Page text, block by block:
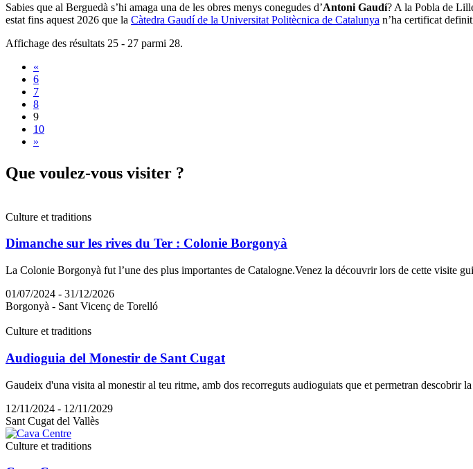
Sabies que al Berguedà s’hi amaga una de les obres menys conegudes d’Antoni Gaudí? A la Pobla de
estat fins aquest 2026 que la Càtedra Gaudí de la Universitat Politècnica de Catalunya n’ha certificat
Affichage des résultats 25 - 27 parmi 28.
«
6
7
8
9
10
»
Que voulez-vous visiter ?
Culture et traditions
Dimanche sur les rives du Ter : Colonie Borgonyà
La Colonie Borgonyà fut l’une des plus importantes de Catalogne.Venez la découvrir lors de cette visite
01/07/2024 - 31/12/2026
Borgonyà - Sant Vicenç de Torelló
Culture et traditions
Audioguia del Monestir de Sant Cugat
Gaudeix d'una visita al monestir al teu ritme, amb dos recorreguts audioguiats que et permetran descobrir
12/11/2024 - 12/11/2029
Sant Cugat del Vallès
Culture et traditions